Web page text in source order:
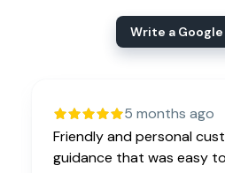
Write a
5 months ago
Friendly and personal
guidance that was easy